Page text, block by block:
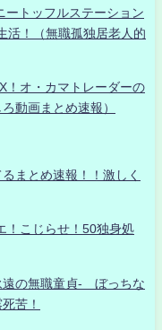
ートッフルステーション
活！（無職孤独居老人的
オ・カマトレーダーの
動画まとめ速報）
まとめ速報！！激しく
！こじらせ！50独身処
の無職童貞- ぼっちな
苦！